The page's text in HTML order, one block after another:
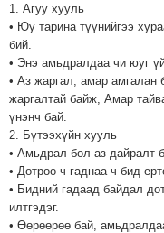
ТОЙРОНД
ТӨВСИЙН
ТОДОТГОЛЫН
ЭРГЭН
ТОЙРОНД
ЕРӨНХИЙЛӨГЧИЙН
СОНГУУЛИЙН
ЭРГЭН
ТОЙРОНД
29
1. Агуу хууль
• Юу тарина түүнийгээ
бий.
• Энэ амьдралдаа чи юуг
• Аз жаргал, амар амгалан
жаргалтай байж, Амар
үнэнч бай.
2. Бүтээхүйн хууль
• Амьдрал бол аз дайралт
• Дотроо ч гаднаа ч бид
• Бидний гадаад байдал
илтгэдэг.
• Өөрөөрөө бай,